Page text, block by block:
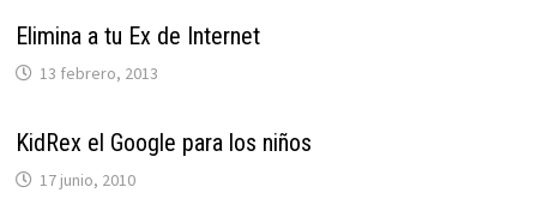
Elimina a tu Ex de Internet
13 febrero, 2013
KidRex el Google para los niños
17 junio, 2010